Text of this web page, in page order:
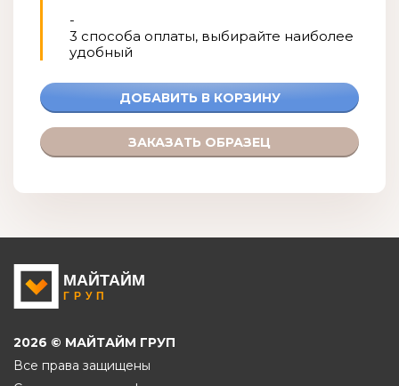
-
3 способа оплаты, выбирайте наиболее
удобный
2026 © МАЙТАЙМ ГРУП
Все права защищены